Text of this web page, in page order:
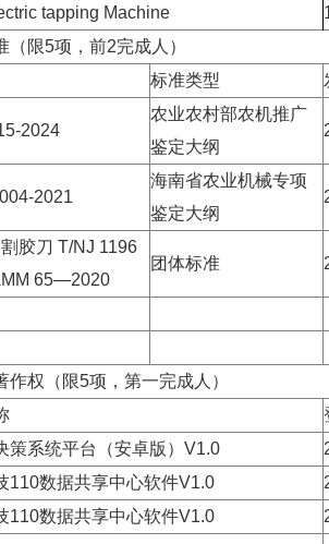
tapping Machine
（限5项，前2完成人）
标准类型
2024
农业农村部农机推广
鉴定大纲
2021
海南省农业机械专项
鉴定大纲
胶刀 T/NJ 1196
65—2020
团体标准
作权（限5项，第一完成人）
策系统平台（安卓版） V1.0
110数据共享中心软件V1.0
110数据共享中心软件V1.0